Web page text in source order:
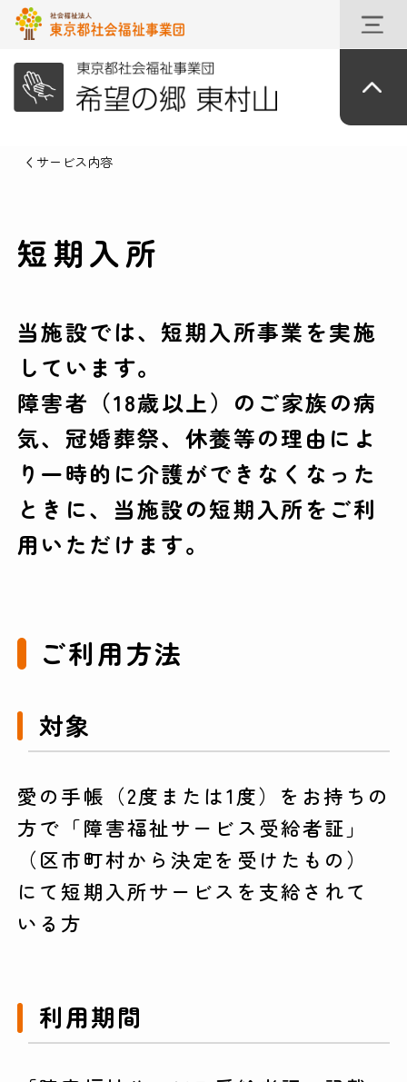
サービス内容
短期入所
当施設では、短期入所事業を実施
しています。
障害者（18歳以上）のご家族の病
気、冠婚葬祭、休養等の理由によ
り一時的に介護ができなくなった
ときに、当施設の短期入所をご利
用いただけます。
ご利用方法
対象
愛の手帳（2度または1度）をお持ちの
方で「障害福祉サービス受給者証」
（区市町村から決定を受けたもの）
にて短期入所サービスを支給されて
いる方
利用期間